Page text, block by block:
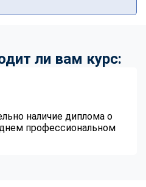
ли вам курс:
наличие диплома о
профессиональном